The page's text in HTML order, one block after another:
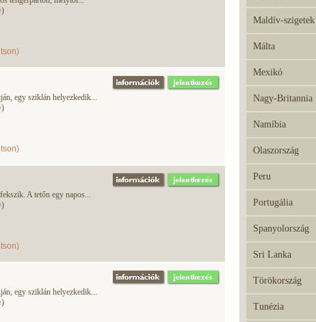
)
egy sziklán helyezkedik...
)
A tetőn egy napos...
)
egy sziklán helyezkedik...
)
Maldív-szigetek
Málta
Mexikó
Nagy-Britannia
Namíbia
Olaszország
Peru
Portugália
Spanyolország
Sri Lanka
Törökország
Tunézia